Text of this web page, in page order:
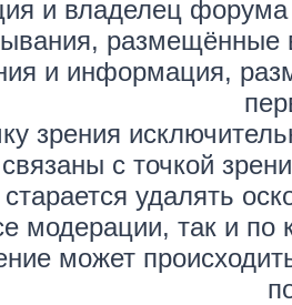
и владелец форума
размещённые
и информация,
зрения
с точкой
удалять
модерации, так и по
может